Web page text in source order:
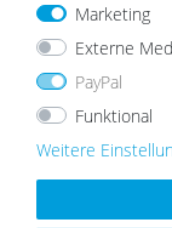
15er Bilderrahmen-
modern MDF-Holz
Marketing
Externe
PayPal
Funktional
Weitere